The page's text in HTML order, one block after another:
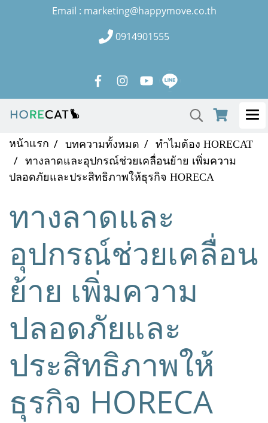
Email : marketing@happymove.co.th
0914901555
หน้าแรก บทความทั้งหมด
ทำไมต้อง HORECAT
ทางลาดและอุปกรณ์ช่วยเคลื่อนย้าย เพิ่มความ
ปลอดภัยและประสิทธิภาพให้ธุรกิจ HORECA
ทางลาดและ
อุปกรณ์ช่วยเคลื่อน
ย้าย เพิ่มความ
ปลอดภัยและ
ประสิทธิภาพให้
ธุรกิจ HORECA